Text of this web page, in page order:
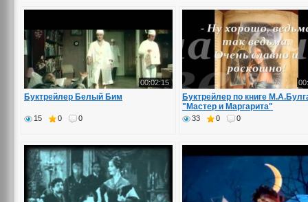
00:02:15
Буктрейлер Белый Бим
15 0 0
Буктрейлер по книге
"Мастер и Маргарита"
33 0 0